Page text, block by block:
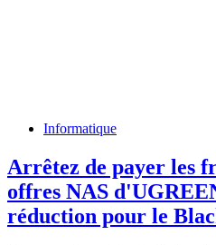
Informatique
Arrêtez de payer les
offres NAS
réduction pour le